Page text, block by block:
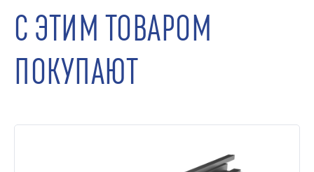
С ЭТИМ ТОВАРОМ
ПОКУПАЮТ